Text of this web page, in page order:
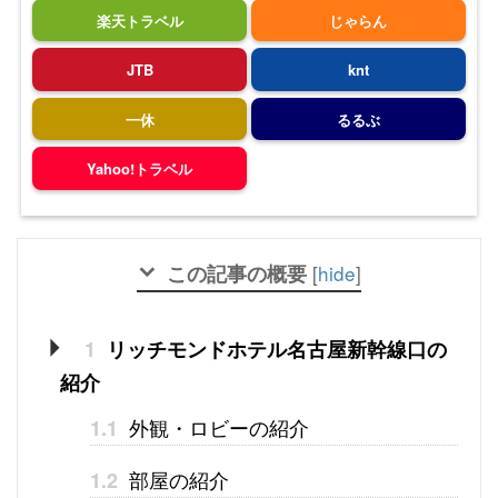
楽天トラベル じゃらん
JTB knt
一休 るるぶ
Yahoo!トラベル
この記事の概要 [hide]
1
リッチモンドホテル名古屋新幹線口の
紹介
1.1 外観・ロビーの紹介
1.2 部屋の紹介